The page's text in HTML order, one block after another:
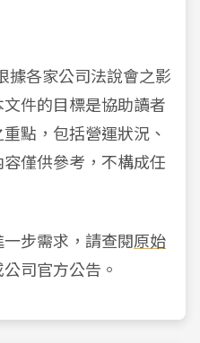
據各家公司法說會之影
件的目標是協助讀者
點，包括營運狀況、
僅供參考，不構成任
步需求，請查閱原始
司官方公告。